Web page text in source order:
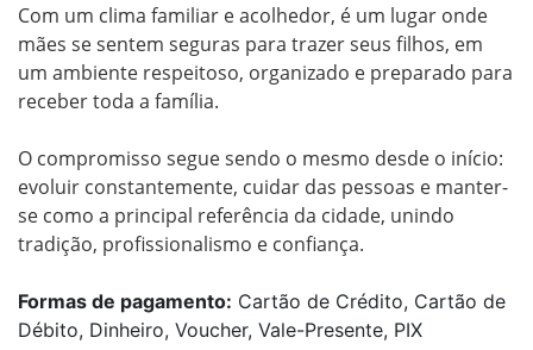
Com um clima familiar e acolhedor, é um lugar onde
mães se sentem seguras para trazer seus filhos, em
um ambiente respeitoso, organizado e preparado para
receber toda a família.
O compromisso segue sendo o mesmo desde o início:
evoluir constantemente, cuidar das pessoas e manter-
se como a principal referência da cidade, unindo
tradição, profissionalismo e confiança.
Formas de pagamento: Cartão de Crédito, Cartão de
Débito, Dinheiro, Voucher, Vale-Presente, PIX